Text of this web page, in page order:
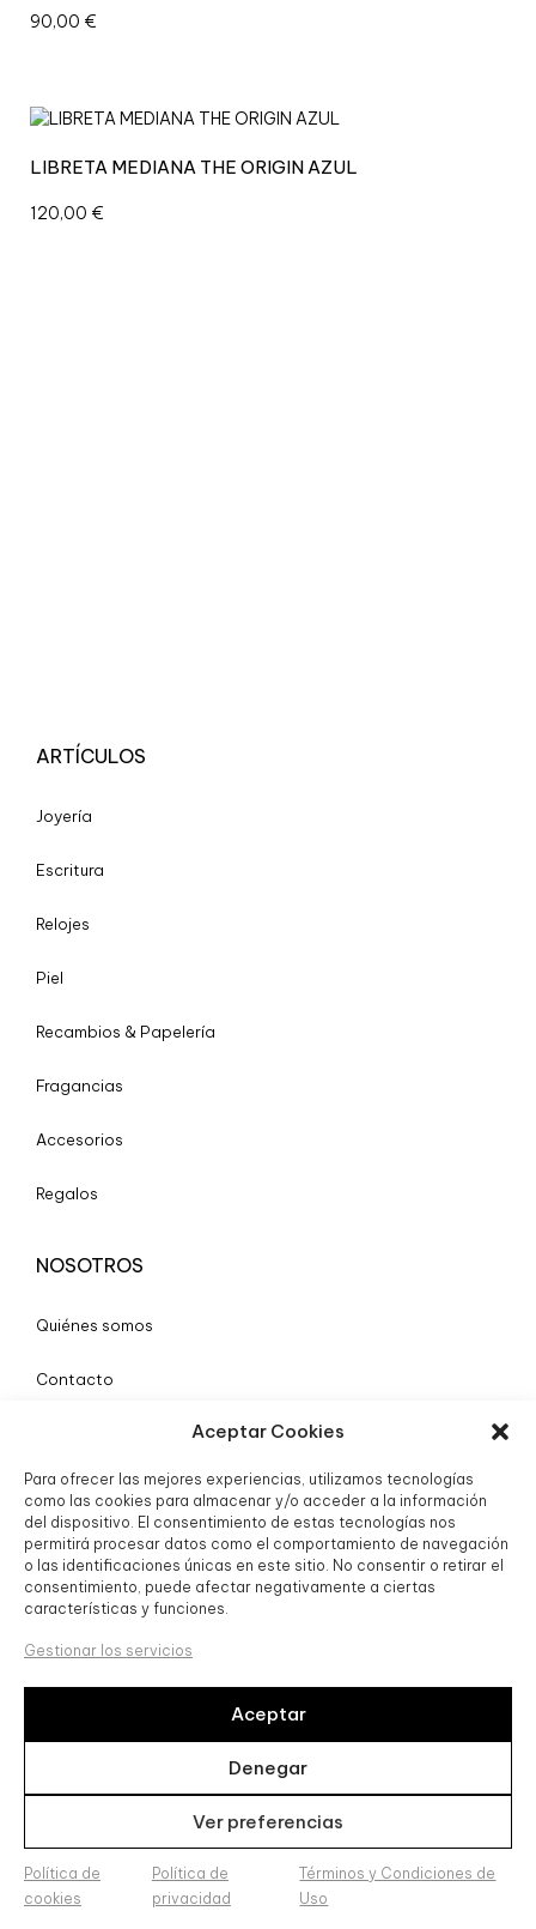
Aceptar Cookies
Para ofrecer las mejores experiencias, utilizamos tecnologías
como las cookies para almacenar y/o acceder a la información
del dispositivo. El consentimiento de estas tecnologías nos
permitirá procesar datos como el comportamiento de navegación
o las identificaciones únicas en este sitio. No consentir o retirar el
consentimiento, puede afectar negativamente a ciertas
características y funciones.
Gestionar los servicios
Aceptar
Denegar
Ver preferencias
Política de
cookies
Política de
privacidad
Términos y Condiciones de
Uso
90,00 €
LIBRETA MEDIANA THE ORIGIN AZUL
120,00 €
ARTÍCULOS
Joyería
Escritura
Relojes
Piel
Recambios & Papelería
Fragancias
Accesorios
Regalos
NOSOTROS
Quiénes somos
Contacto
USUARIO
Cesta
Mi perfil
FAQ